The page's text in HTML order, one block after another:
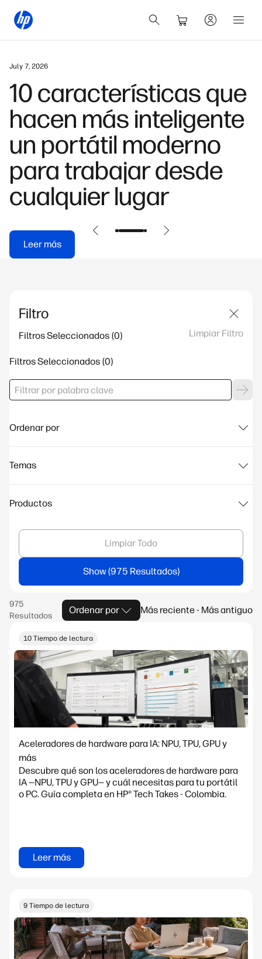
July 7, 2026
10 características que
hacen más inteligente
un portátil moderno
para trabajar desde
cualquier lugar
Leer más
Filtro
Filtros Seleccionados Limpiar Filtro
Filtros Seleccionados
Ordenar por
Temas
Productos
Limpiar Todo
Show
Ordenar por Más reciente - Más antiguo
10 Tiempo de lectura
Aceleradores de hardware para IA: NPU, TPU, GPU y
más
Descubre qué son los aceleradores de hardware para
IA —NPU, TPU y GPU— y cuál necesitas para tu portátil
o PC. Guía completa en HP® Tech Takes - Colombia.
Leer más
9 Tiempo de lectura